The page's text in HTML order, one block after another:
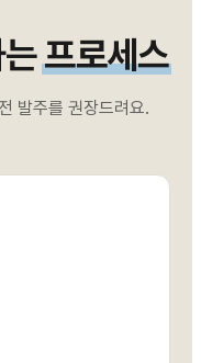
는프로세스
발주를 권장드려요.